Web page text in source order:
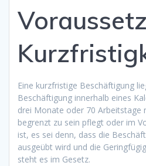
Eine kurzfristige Beschäftigung
Beschäftigung innerhalb eines
drei Monate oder 70 Arbeitstage
begrenzt zu sein pflegt oder im
ist, es sei denn, dass die
ausgeübt wird und die
steht es im Gesetz.